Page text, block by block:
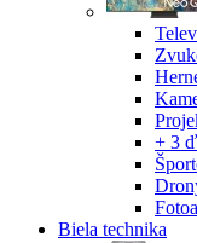
+ 3
Biela technika